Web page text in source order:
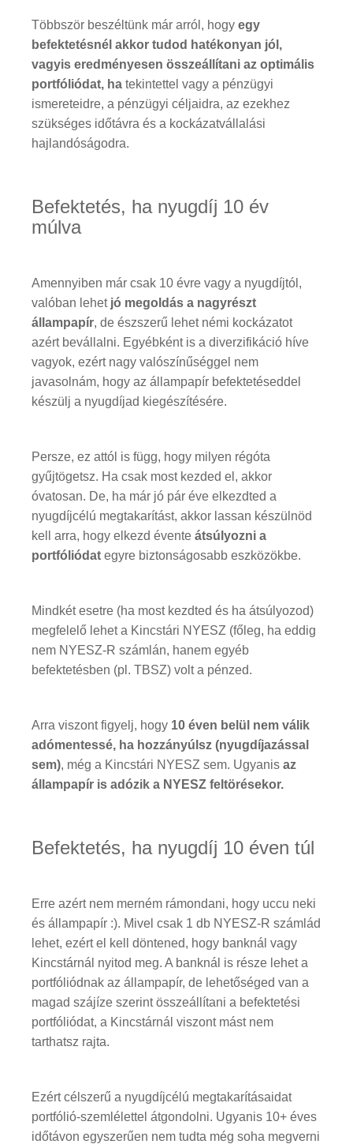
Többször beszéltünk már arról, hogy egy
befektetésnél akkor tudod hatékonyan jól,
vagyis eredményesen összeállítani az optimális
portfóliódat, ha tekintettel vagy a pénzügyi
ismereteidre, a pénzügyi céljaidra, az ezekhez
szükséges időtávra és a kockázatvállalási
hajlandóságodra.
Befektetés, ha nyugdíj 10 év
múlva
Amennyiben már csak 10 évre vagy a nyugdíjtól,
valóban lehetjó megoldás a nagyrészt
állampapír, de észszerű lehet némi kockázatot
azért bevállalni. Egyébként is a diverzifikáció híve
vagyok, ezért nagy valószínűséggel nem
javasolnám, hogy az állampapír befektetéseddel
készülj a nyugdíjad kiegészítésére.
Persze, ez attól is függ, hogy milyen régóta
gyűjtögetsz. Ha csak most kezded el, akkor
óvatosan. De, ha már jó pár éve elkezdted a
nyugdíjcélú megtakarítást, akkor lassan készülnöd
kell arra, hogy elkezd évente átsúlyozni a
portfóliódat egyre biztonságosabb eszközökbe.
Mindkét esetre (ha most kezdted és ha átsúlyozod)
megfelelő lehet a Kincstári NYESZ (főleg, ha eddig
nem NYESZ-R számlán, hanem egyéb
befektetésben (pl. TBSZ) volt a pénzed.
Arra viszont figyelj, hogy 10 éven belül nem válik
adómentessé, ha hozzányúlsz (nyugdíjazással
sem), még a Kincstári NYESZ sem. Ugyanis az
állampapír is adózik a NYESZ feltörésekor.
Befektetés, ha nyugdíj 10 éven túl
Erre azért nem merném rámondani, hogy uccu neki
és állampapír :). Mivel csak 1 db NYESZ-R számlád
lehet, ezért el kell döntened, hogy banknál vagy
Kincstárnál nyitod meg. A banknál is része lehet a
portfóliódnak az állampapír, de lehetőséged van a
magad szájíze szerint összeállítani a befektetési
portfóliódat, a Kincstárnál viszont mást nem
tarthatsz rajta.
Ezért célszerű a nyugdíjcélú megtakarításaidat
portfólió-szemlélettel átgondolni. Ugyanis 10+ éves
időtávon egyszerűen nem tudta még soha megverni